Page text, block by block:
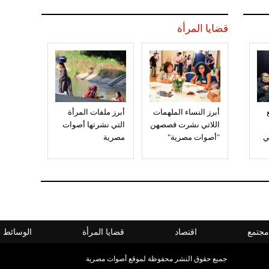
قضايا المرأة
أبرز النساء الملهمات
اللاتي نشرت قصصهن
"أصوات مصرية"
أبرز ملفات المرأة
التي نشرتها أصوات
مصرية
مجتمع اقتصاد قضايا المرأة الوسائط
جميع حقوق النشر محفوظة لموقع أصوات مصرية